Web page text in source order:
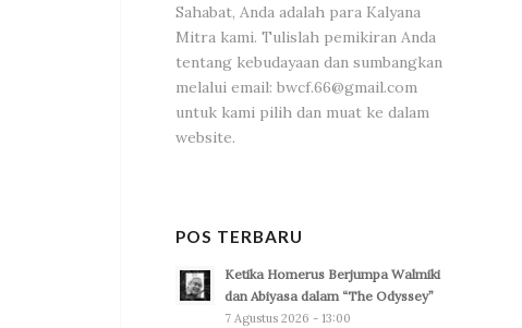
Sahabat, Anda adalah para Kalyana
Mitra kami. Tulislah pemikiran Anda
tentang kebudayaan dan sumbangkan
melalui email: bwcf.66@gmail.com
untuk kami pilih dan muat ke dalam
website.
POS TERBARU
Ketika Homerus Berjumpa Walmiki
dan Abiyasa dalam “The Odyssey”
7 Agustus 2026 - 13:00